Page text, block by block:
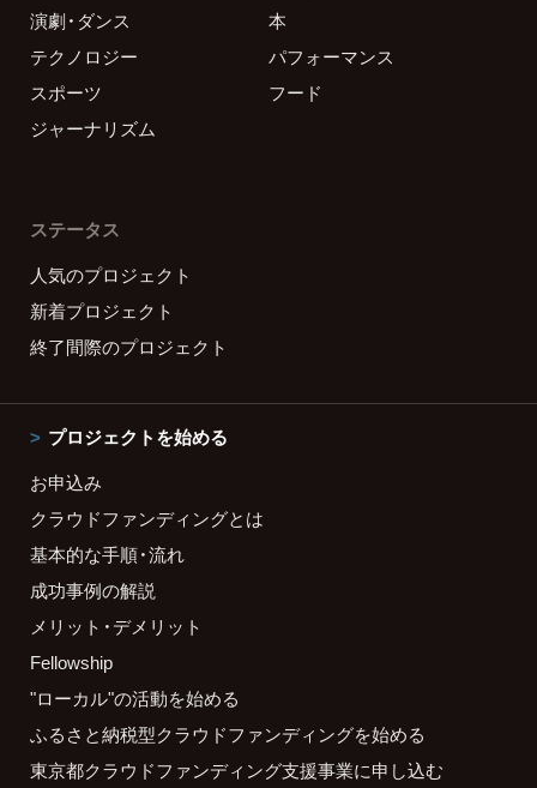
演劇・ダンス
本
テクノロジー
パフォーマンス
スポーツ
フード
ジャーナリズム
ステータス
人気のプロジェクト
新着プロジェクト
終了間際のプロジェクト
プロジェクトを始める
お申込み
クラウドファンディングとは
基本的な手順・流れ
成功事例の解説
メリット・デメリット
Fellowship
"ローカル"の活動を始める
ふるさと納税型クラウドファンディングを始める
東京都クラウドファンディング支援事業に申し込む